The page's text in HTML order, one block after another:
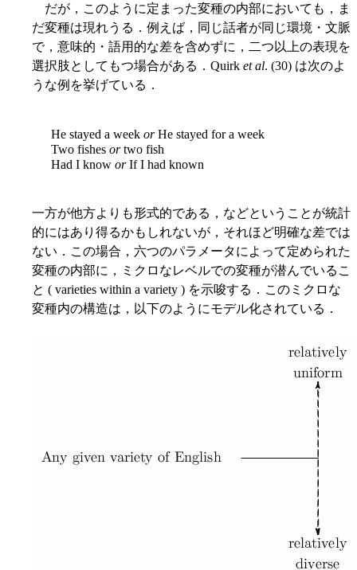
だが，このように定まった変種の内部においても，ま
だ変種は現れうる．例えば，同じ話者が同じ環境・文脈
で，意味的・語用的な差を含めずに，二つ以上の表現を
選択肢としてもつ場合がある．Quirk et al. (30) は次のよ
うな例を挙げている．
He stayed a week orHe stayed for a week
Two fishes ortwo fish
Had I know orIf I had known
一方が他方よりも形式的である，などということが統計
的にはあり得るかもしれないが，それほど明確な差では
ない．この場合，六つのパラメータによって定められた
変種の内部に，ミクロなレベルでの変種が潜んでいるこ
と ( varieties within a variety ) を示唆する．このミクロな
変種内の構造は，以下のようにモデル化されている．